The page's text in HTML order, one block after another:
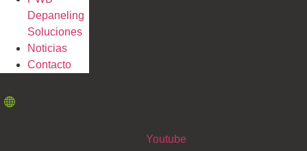
Depaneling
Soluciones
Noticias
Contacto
Youtube